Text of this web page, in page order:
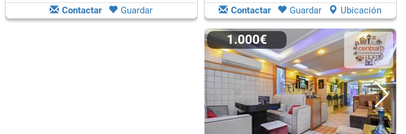
Contactar Guardar Contactar Guardar Ubicación
1.000€